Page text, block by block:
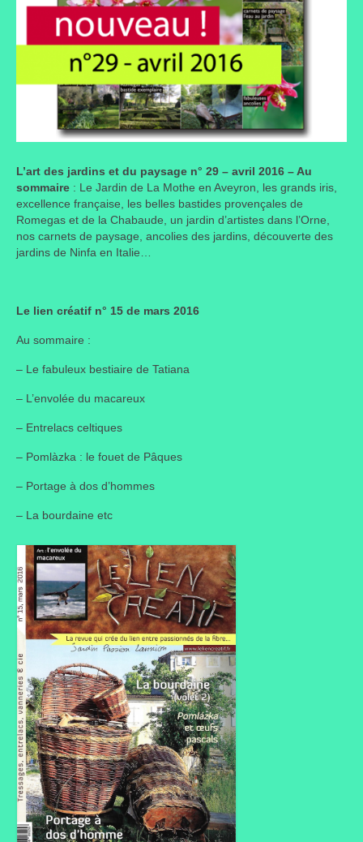
L’art des jardins et du paysage n° 29 – avril 2016 – Au
sommaire : Le Jardin de La Mothe en Aveyron, les grands iris,
excellence française, les belles bastides provençales de
Romegas et de la Chabaude, un jardin d’artistes dans l’Orne,
nos carnets de paysage, ancolies des jardins, découverte des
jardins de Ninfa en Italie…
Le lien créatif n° 15 de mars 2016
Au sommaire :
– Le fabuleux bestiaire de Tatiana
– L’envolée du macareux
– Entrelacs celtiques
– Pomlàzka : le fouet de Pâques
– Portage à dos d’hommes
– La bourdaine etc